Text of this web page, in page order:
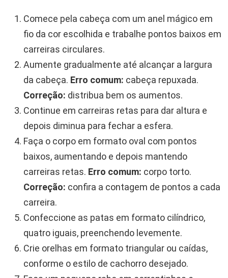
Comece pela cabeça com um anel mágico em
fio da cor escolhida e trabalhe pontos baixos em
carreiras circulares.
Aumente gradualmente até alcançar a largura
da cabeça. Erro comum: cabeça repuxada.
Correção: distribua bem os aumentos.
Continue em carreiras retas para dar altura e
depois diminua para fechar a esfera.
Faça o corpo em formato oval com pontos
baixos, aumentando e depois mantendo
carreiras retas. Erro comum: corpo torto.
Correção: confira a contagem de pontos a cada
carreira.
Confeccione as patas em formato cilíndrico,
quatro iguais, preenchendo levemente.
Crie orelhas em formato triangular ou caídas,
conforme o estilo de cachorro desejado.